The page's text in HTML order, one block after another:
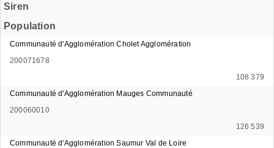
Siren
Population
Communauté d'Agglomération Cholet Agglomération
200071678
108 379
Communauté d'Agglomération Mauges Communauté
200060010
126 539
Communauté d'Agglomération Saumur Val de Loire